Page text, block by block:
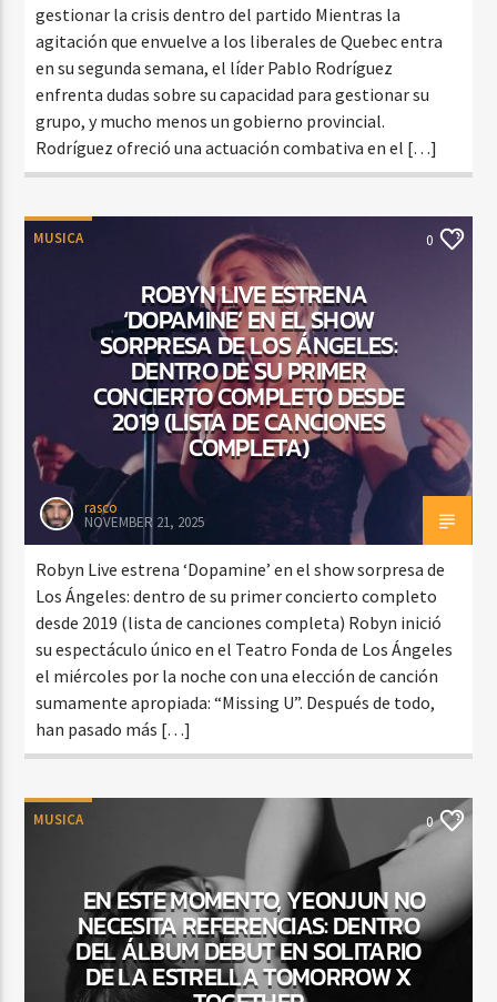
gestionar la crisis dentro del partido Mientras la
agitación que envuelve a los liberales de Quebec entra
en su segunda semana, el líder Pablo Rodríguez
enfrenta dudas sobre su capacidad para gestionar su
grupo, y mucho menos un gobierno provincial.
Rodríguez ofreció una actuación combativa en el […]
MUSICA 0
ROBYN LIVE ESTRENA
‘DOPAMINE’ EN EL SHOW
SORPRESA DE LOS ÁNGELES:
DENTRO DE SU PRIMER
CONCIERTO COMPLETO DESDE
2019 (LISTA DE CANCIONES
COMPLETA)
rasco
NOVEMBER 21, 2025
Robyn Live estrena ‘Dopamine’ en el show sorpresa de
Los Ángeles: dentro de su primer concierto completo
desde 2019 (lista de canciones completa) Robyn inició
su espectáculo único en el Teatro Fonda de Los Ángeles
el miércoles por la noche con una elección de canción
sumamente apropiada: “Missing U”. Después de todo,
han pasado más […]
MUSICA 0
EN ESTE MOMENTO, YEONJUN NO
NECESITA REFERENCIAS: DENTRO
DEL ÁLBUM DEBUT EN SOLITARIO
DE LA ESTRELLA TOMORROW X